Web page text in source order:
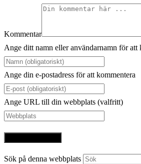
Kommentar
Ange ditt namn eller användarnamn för att
Ange din e-postadress för att kommentera
Ange URL till din webbplats (valfritt)
Sök på denna webbplats